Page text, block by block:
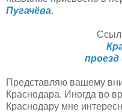
Пугачёва.
проезд
Представляю вашему
Краснодара. Иногда во
Краснодару мне